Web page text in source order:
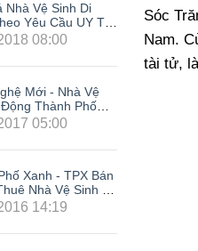
Sóc
Nam.
tài tử,
Nhà Vệ Sinh Di
Yêu Cầu UY TÍN
Nay08:00
Mới - Nhà Vệ
Thành Phố
05:00
Xanh - TPX Bán
Nhà Vệ Sinh Di
Rẻ Composite Tại
Nội, Hải Phòng,
14:19